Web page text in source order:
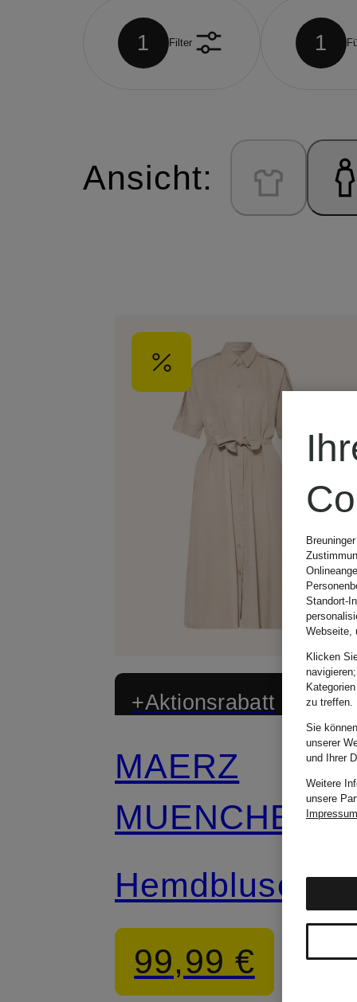
1 Filter 1
Ansicht:
+Aktionsrabatt
MAERZ
MUENCHEN
99,99 €
Standort-
Webseite,
Klicken
zu treffen.
Sie
unserer
und Ihrer
Weitere
unsere
Impressum